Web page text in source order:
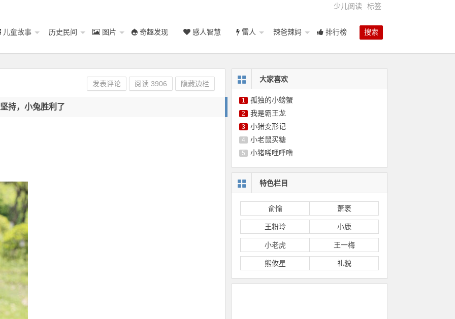
少儿阅读 标签
搜索
儿童故事 历史民间 图片 奇趣发现 感人智慧 雷人 辣爸辣妈 排行榜
坚持，小兔胜利了
发表评论 阅读3906 隐藏边栏
大家喜欢
1 孤独的小螃蟹
2 我是霸王龙
3 小猪变形记
4 小老鼠买糖
5 小猪唏哩呼噜
特色栏目
俞愉 萧袤
王粉玲 小鹿
小老虎 王一梅
熊攸星 礼貌